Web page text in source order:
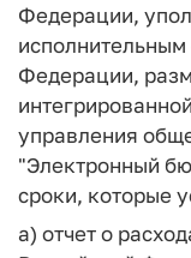
Федерации,
Федерации,
управления
"Электронный
сроки, которые
а) отчет о